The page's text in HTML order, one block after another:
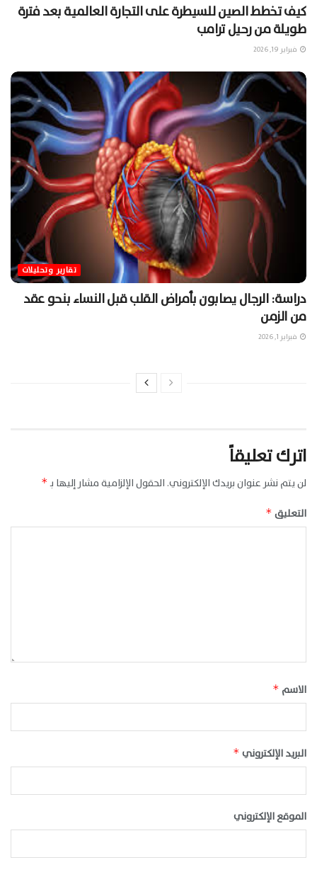
كيف تخطط الصين للسيطرة على التجارة العالمية بعد فترة
طويلة من رحيل ترامب
فبراير 19, 2026
تقارير وتحليلات
دراسة: الرجال يصابون بأمراض القلب قبل النساء بنحو عقد
من الزمن
فبراير 1, 2026
اترك تعليقاً
لن يتم نشر عنوان بريدك الإلكتروني. الحقول الإلزامية مشار إليها بـ*
التعليق *
الاسم *
البريد الإلكتروني *
الموقع الإلكتروني